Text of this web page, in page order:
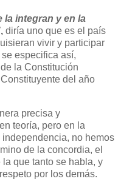
la integran y en la
, diría uno que es el país
vivir y participar
especifica así,
la Constitución
del año
precisa y
teoría, pero en la
no hemos
de la concordia, el
que tanto se habla, y
por los demás.